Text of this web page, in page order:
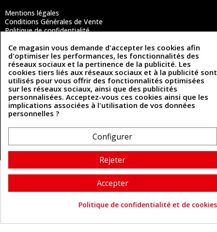
Mentions légales
Conditions Générales de Vente
Politique de confidentialité
Contactez-nous
Coordonnées
493 Chemin de Catougnac
81300 Graulhet
05 63 34 51 88
contact@cuirenstock.com
Cuirenstock © 2026 - Une création Quatrys 💙
Ce magasin vous demande d'accepter les cookies afin
d'optimiser les performances, les fonctionnalités des
réseaux sociaux et la pertinence de la publicité. Les
cookies tiers liés aux réseaux sociaux et à la publicité sont
utilisés pour vous offrir des fonctionnalités optimisées
sur les réseaux sociaux, ainsi que des publicités
personnalisées. Acceptez-vous ces cookies ainsi que les
implications associées à l'utilisation de vos données
personnelles ?
Configurer
Rejeter
Accepter
Politique de confidentialité et de cookies